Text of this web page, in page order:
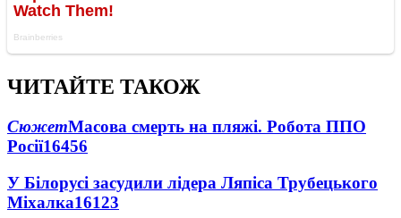
ЧИТАЙТЕ ТАКОЖ
СюжетМасова смерть на пляжі. Робота ППО
Росії16456
У Білорусі засудили лідера Ляпіса Трубецького
Міхалка16123